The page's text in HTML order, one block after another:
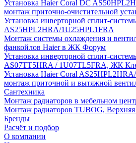
Установка Haier Coral DC
монтаж приточно-очистительной
Установка инверторной сплит-
AS25HPL2HRA/1U25HPL1FRA
Монтаж системы охлаждения и
фанкойлов Haier в ЖК Форум
Установка инверторной сплит-
AS07TT5HRA / 1U07TL5FRA, ЖК
Установка Haier Coral
монтаж приточной и вытяжной
Сантехника
Монтаж радиаторов в мебельном
Монтаж радиаторов TUBOG,
Бренды
Расчёт и подбор
О компании